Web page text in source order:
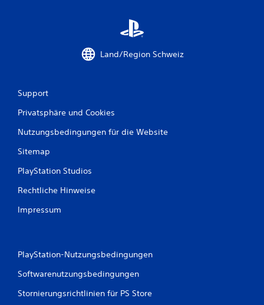
Land/Region Schweiz
Support
Privatsphäre und Cookies
Nutzungsbedingungen für die Website
Sitemap
PlayStation Studios
Rechtliche Hinweise
Impressum
PlayStation-Nutzungsbedingungen
Softwarenutzungsbedingungen
Stornierungsrichtlinien für PS Store